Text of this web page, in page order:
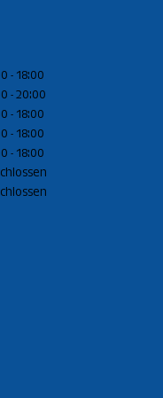
- 18:00
- 20:00
- 18:00
- 18:00
- 18:00